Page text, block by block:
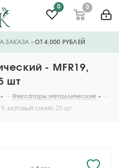
0 0
ЗАКАЗА - ОТ 4.000 РУБЛЕЙ
- MFR19,
шт
- Фиксаторы металлические
-
матовый синий, 25 шт